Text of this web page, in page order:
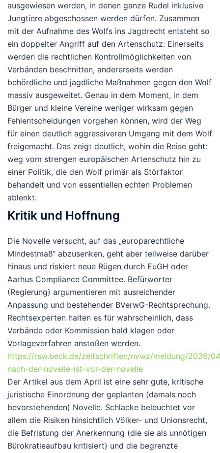
ausgewiesen werden, in denen ganze Rudel inklusive
Jungtiere abgeschossen werden dürfen. Zusammen
mit der Aufnahme des Wolfs ins Jagdrecht entsteht so
ein doppelter Angriff auf den Artenschutz: Einerseits
werden die rechtlichen Kontrollmöglichkeiten von
Verbänden beschnitten, andererseits werden
behördliche und jagdliche Maßnahmen gegen den Wolf
massiv ausgeweitet. Genau in dem Moment, in dem
Bürger und kleine Vereine weniger wirksam gegen
Fehlentscheidungen vorgehen können, wird der Weg
für einen deutlich aggressiveren Umgang mit dem Wolf
freigemacht. Das zeigt deutlich, wohin die Reise geht:
weg vom strengen europäischen Artenschutz hin zu
einer Politik, die den Wolf primär als Störfaktor
behandelt und von essentiellen echten Problemen
ablenkt.
Kritik und Hoffnung
Die Novelle versucht, auf das „europarechtliche
Mindestmaß“ abzusenken, geht aber teilweise darüber
hinaus und riskiert neue Rügen durch EuGH oder
Aarhus Compliance Committee. Befürworter
(Regierung) argumentieren mit ausreichender
Anpassung und bestehender BVerwG-Rechtsprechung.
Rechtsexperten halten es für wahrscheinlich, dass
Verbände oder Kommission bald klagen oder
Vorlageverfahren anstoßen werden.
https://rsw.beck.de/zeitschriften/nvwz/meldung/2026/
nach-der-novelle-ist-vor-der-novelle
Der Artikel aus dem April ist eine sehr gute, kritische
juristische Einordnung der geplanten (damals noch
bevorstehenden) Novelle. Schlacke beleuchtet vor
allem die Risiken hinsichtlich Völker- und Unionsrecht,
die Befristung der Anerkennung (die sie als unnötigen
Bürokratieaufbau kritisiert) und die begrenzte